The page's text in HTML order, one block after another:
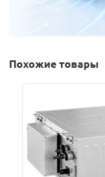
Похожие товары